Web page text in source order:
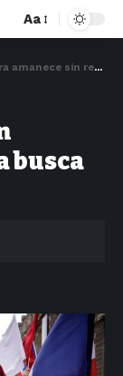
Aa
restricciones y Francia busca aumentarlas
busca